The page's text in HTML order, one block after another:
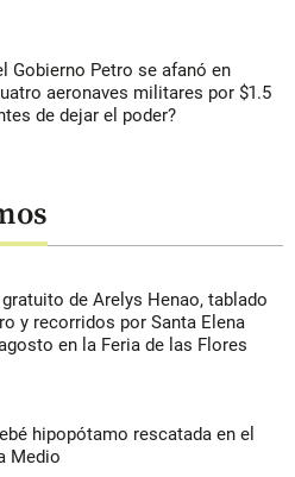
Gobierno Petro se afanó en
aeronaves militares por $1.5
de dejar el poder?
de Arelys Henao, tablado
y recorridos por Santa Elena
en la Feria de las Flores
hipopótamo rescatada en el
Medio